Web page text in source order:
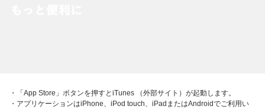
・「App Store」ボタンを押すとiTunes （外部サイト）が起動します。
・アプリケーションはiPhone、iPod touch、iPadまたはAndroidでご利用い